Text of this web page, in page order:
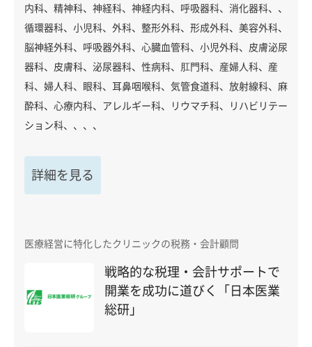
内科、精神科、神経科、神経内科、呼吸器科、消化器科、、
循環器科、小児科、外科、整形外科、形成外科、美容外科、
脳神経外科、呼吸器外科、心臓血管科、小児外科、皮膚泌尿
器科、皮膚科、泌尿器科、性病科、肛門科、産婦人科、産
科、婦人科、眼科、耳鼻咽喉科、気管食道科、放射線科、麻
酔科、心療内科、アレルギー科、リウマチ科、リハビリテー
ション科、、、、
詳細を見る
医療経営に特化したクリニックの税務・会計顧問
戦略的な税理・会計サポートで
開業を成功に道びく「日本医業
総研」